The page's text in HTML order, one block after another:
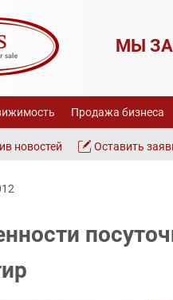
МЫ
Продажа бизнеса
новостей Оставить